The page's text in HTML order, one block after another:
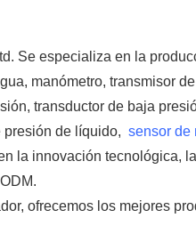
Se especializa en la
manómetro, transmisor
transductor de baja
presión de líquido, sensor de
la innovación tecnológica,
ofrecemos los mejores